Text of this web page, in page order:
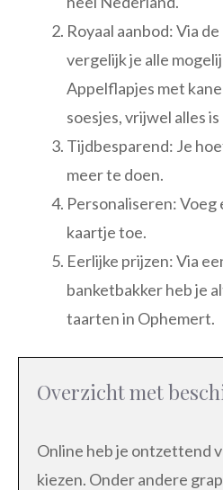
Royaal aanbod: Via
vergelijk je alle
Appelflapjes met
soesjes, vrijwel alles
Tijdbesparend: Je
meer te doen.
Personaliseren:
kaartje toe.
Eerlijke prijzen: Via
banketbakker heb je
taarten in Ophemert.
Overzicht met
Online heb je ontzettend
kiezen. Onder andere